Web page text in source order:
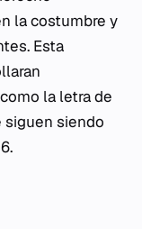
la costumbre y
Esta
la letra de
siguen siendo